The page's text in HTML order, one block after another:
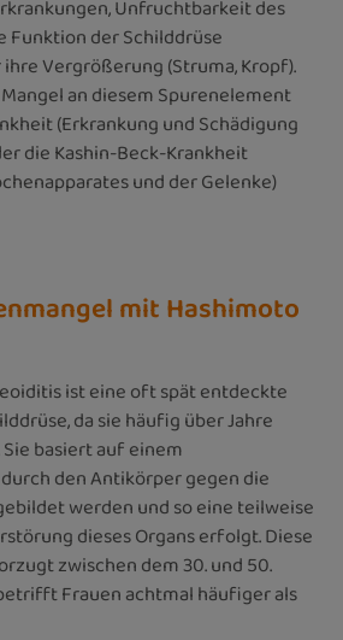
Unfruchtbarkeit des
Funktion der Schilddrüse
Vergrößerung (Struma, Kropf).
an diesem Spurenelement
(Erkrankung und Schädigung
die Kashin-Beck-Krankheit
und der Gelenke)
mit Hashimoto
ist eine oft spät entdeckte
da sie häufig über Jahre
basiert auf einem
den Antikörper gegen die
werden und so eine teilweise
dieses Organs erfolgt. Diese
zwischen dem 30. und 50.
Frauen achtmal häufiger als